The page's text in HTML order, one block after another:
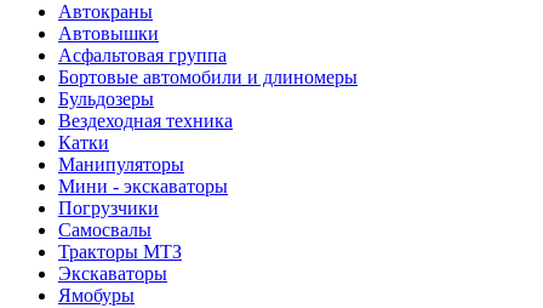
Автокраны
Автовышки
Асфальтовая группа
Бортовые автомобили и длиномеры
Бульдозеры
Вездеходная техника
Катки
Манипуляторы
Мини - экскаваторы
Погрузчики
Самосвалы
Тракторы МТЗ
Экскаваторы
Ямобуры